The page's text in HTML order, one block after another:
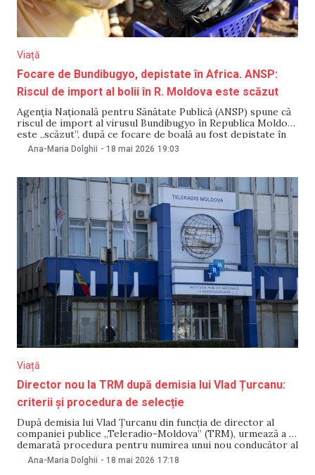
Viață
Focare de Bundibugyo, depistate în Africa. ANSP:
Riscul de import al bolii în R. Moldova este scăzut
Agenția Națională pentru Sănătate Publică (ANSP) spune că
riscul de import al virusul Bundibugyo în Republica Moldova
este „scăzut”, după ce focare de boală au fost depistate în
Africa, iar Organizația Mondială a Sănătății (OMS) a declarat
urgență de sănătate publică de nivel internațional.
Ana-Maria Dolghii - 18 mai 2026 19:03
Viață
Director nou la TRM după demisia lui Vlad Țurcanu:
criterii și procedura de selecție
După demisia lui Vlad Țurcanu din funcția de director al
companiei publice „Teleradio-Moldova” (TRM), urmează a fi
demarată procedura pentru numirea unui nou conducător al
instituției. NewsMaker relatează cum va fi selectată
candidatura. După o serie de modificări adoptate de
Ana-Maria Dolghii - 18 mai 2026 17:18